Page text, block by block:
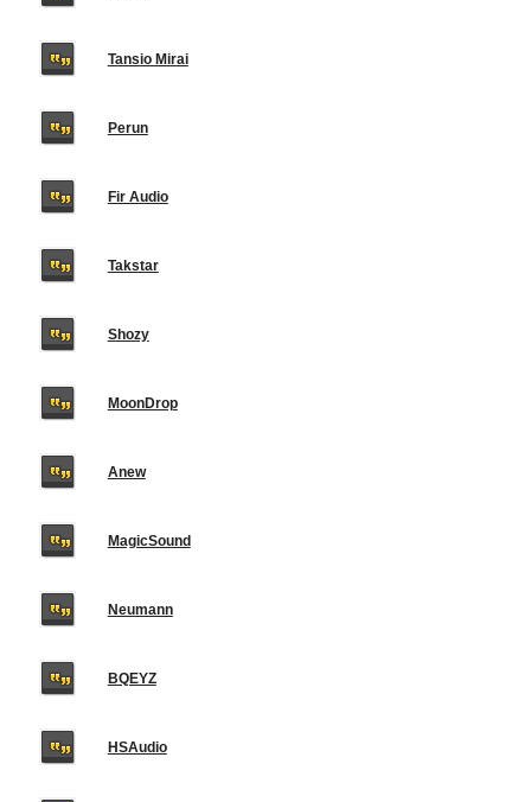
Tansio Mirai
Perun
Fir Audio
Takstar
Shozy
MoonDrop
Anew
MagicSound
Neumann
BQEYZ
HSAudio